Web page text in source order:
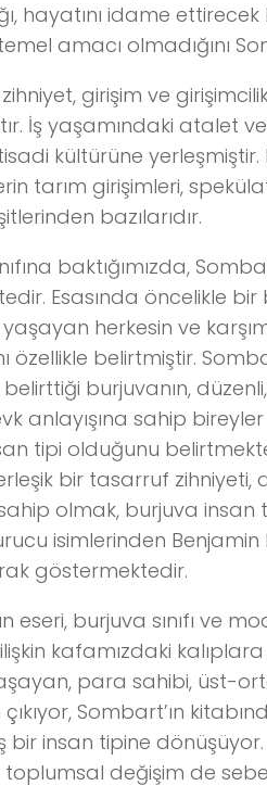
hayatını idame
amacı olmadığını
girişim ve
İş yaşamındaki atalet
kültürüne yerleşmiştir.
tarım girişimleri,
bazılarıdır.
baktığımızda,
Esasında öncelikle
herkesin ve
özellikle belirtmiştir.
burjuvanın,
anlayışına sahip
tipi olduğunu
bir tasarruf zihniyeti,
olmak, burjuva insan
isimlerinden
göstermektedir.
eseri, burjuva sınıfı ve
kafamızdaki
para sahibi, üst-
Sombart’ın
bir insan tipine dönüşüyor.
değişim de